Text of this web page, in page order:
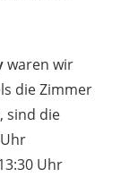
waren wir
die Zimmer
sind die
Uhr